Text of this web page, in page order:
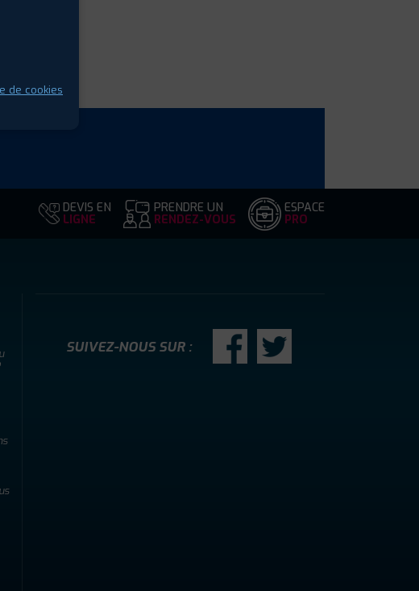
DEVIS EN
LIGNE
PRENDRE UN
RENDEZ-VOUS
ESPACE
PRO
SUIVEZ-NOUS SUR :
de cookies